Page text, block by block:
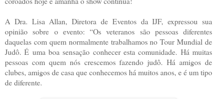
A Dra. Lisa Allan, Diretora de Eventos da IJF, expressou sua
opinião sobre o evento: “Os veteranos são pessoas diferentes
daquelas com quem normalmente trabalhamos no Tour Mundial de
Judô. É uma boa sensação conhecer esta comunidade. Há muitas
pessoas com quem nós crescemos fazendo judô. Há amigos de
clubes, amigos de casa que conhecemos há muitos anos, e é um tipo
de diferente.